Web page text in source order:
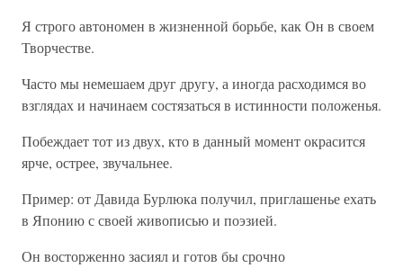
Я строго автономен в жизненной борьбе, как Он в своем
Творчестве.
Часто мы немешаем друг другу, а иногда расходимся во
взглядах и начинаем состязаться в истинности положенья.
Побеждает тот из двух, кто в данный момент окрасится
ярче, острее, звучальнее.
Пример: от Давида Бурлюка получил, приглашенье ехать
в Японию с своей живописью и поэзией.
Он восторженно засиял и готов бы срочно